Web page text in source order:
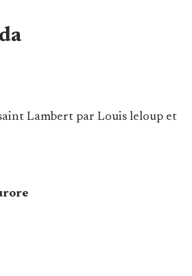
Lambert par Louis leloup et